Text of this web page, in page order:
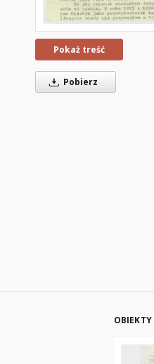
Pokaż treść
Pobierz
OBIEKTY